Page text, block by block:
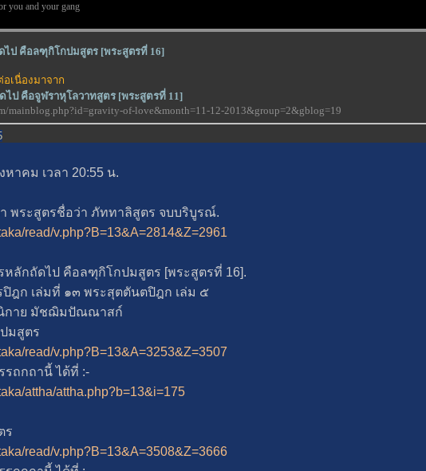
you and your gang
ไป คือลฑุกิโกปมสูตร [พระสูตรที่ 16]
เนื่องมาจาก
ไป คือจูฬราหุโลวาทสูตร [พระสูตรที่ 11]
mainblog.php?id=gravity-of-love&month=11-12-2013&group=2&gblog=19
หาคม เวลา 20:55 น.
สูตรชื่อว่า ภัททาลิสูตร จบบริบูรณ์.
read/v.php?B=13&A=2814&Z=2961
ดไป คือลฑุกิโกปมสูตร [พระสูตรที่ 16].
เล่มที่ ๑๓ พระสุตตันตปิฎก เล่ม ๕
มัชฌิมปัณณาสก์
สูตร
read/v.php?B=13&A=3253&Z=3507
ถานี้ ได้ที่ :-
attha/attha.php?b=13&i=175
read/v.php?B=13&A=3508&Z=3666